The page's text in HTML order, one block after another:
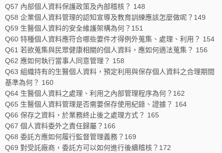
Q57 內部個人資料保護政策及內部稽核？ 148
Q58 企業個人資料管理的認知宣導及教育訓練應該怎麼做呢？149
Q59 生醫個人資料的安全維護架構為何？151
Q60 特種個人資料應符合哪些要件才得例外蒐集、處理、利用？ 154
Q61 若欲蒐集與民眾健康相關的個人資料，應如何適法蒐集？ 156
Q62 應如何執行當事人同意管理？ 158
Q63 組織持有的生醫個人資料，預定利用與保存個人資料之合理期間
基準為何？ 160
Q64 生醫個人資料之處理、利用之內部管理程序為何？162
Q65 生醫個人資料管理是否需要保存使用紀錄、證據？ 164
Q66 保存之資料，於業務終止後之處理方式？ 165
Q67 個人資料委外之責任歸屬？166
Q68 委託方應如何履行監督管理義務？169
Q69 對受託廠商，委託方可以如何進行後續稽核？172